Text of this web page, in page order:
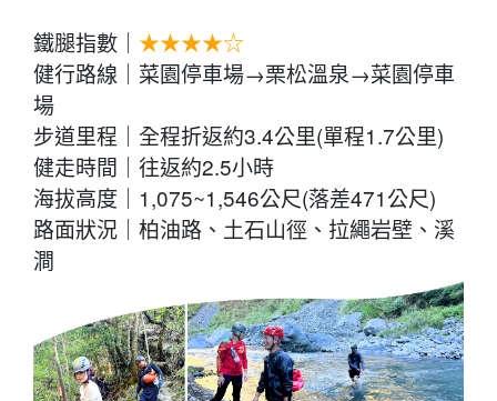
鐵腿指數｜ ★★★★☆
健行路線｜菜園停車場→栗松溫泉→菜園停車
場
步道里程｜全程折返約3.4公里(單程1.7公里)
健走時間｜往返約2.5小時
海拔高度｜1,075~1,546公尺(落差471公尺)
路面狀況｜柏油路、土石山徑、拉繩岩壁、溪
澗